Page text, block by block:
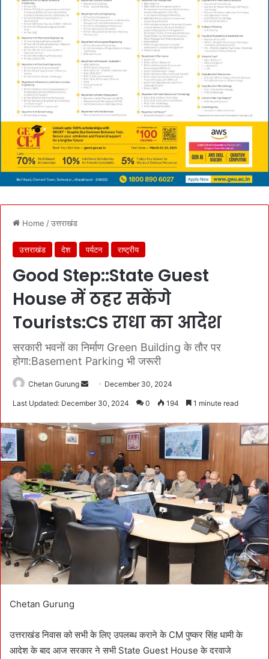
Home /उत्तराखंड
उत्तराखंड देश पर्यटन राष्ट्रीय
Good Step::State Guest
House में ठहर सकेंगे
Tourists:CS राधा का आदेश
सरकारी भवनों का निर्माण Green Building के तौर पर
होगा:Basement Parking भी जरूरी
Chetan Gurung
d
n
e
m
a
i
l
December 30, 2024
Last Updated: December 30, 2024 0 194 1 minute read
Chetan Gurung
उत्तराखंड निवास को सभी के लिए उपलब्ध कराने के CM पुष्कर सिंह धामी के
आदेश के बाद आज सरकार ने सभी State Guest House के दरवाजे